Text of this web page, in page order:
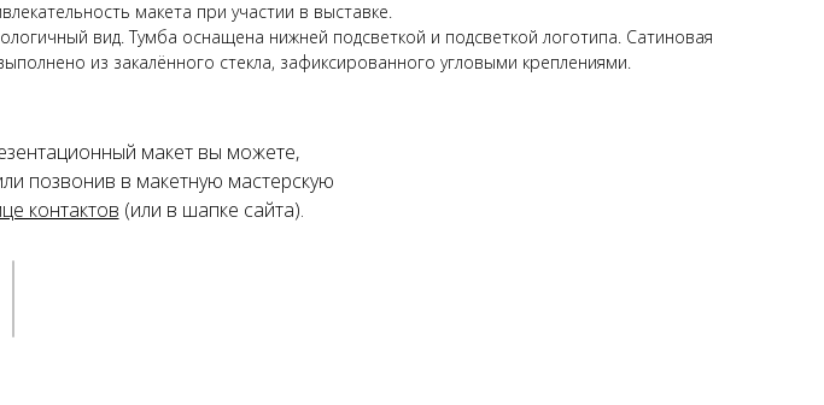
макета при участии в выставке.
вид. Тумба оснащена нижней подсветкой и подсветкой логотипа. Сатиновая
из закалённого стекла, зафиксированного угловыми креплениями.
макет вы можете,
позвонив в макетную мастерскую
контактов (или в шапке сайта).